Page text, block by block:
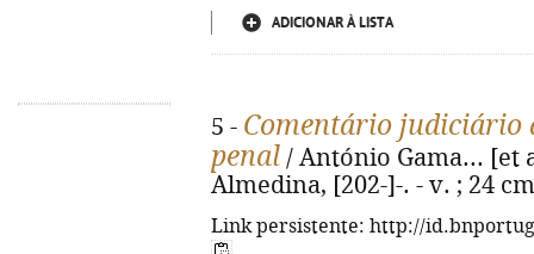
ADICIONAR À LISTA
5 - Comentário judiciário
penal / António Gama... [et
Almedina, [202-]-. - v. ; 24
Link persistente: http://